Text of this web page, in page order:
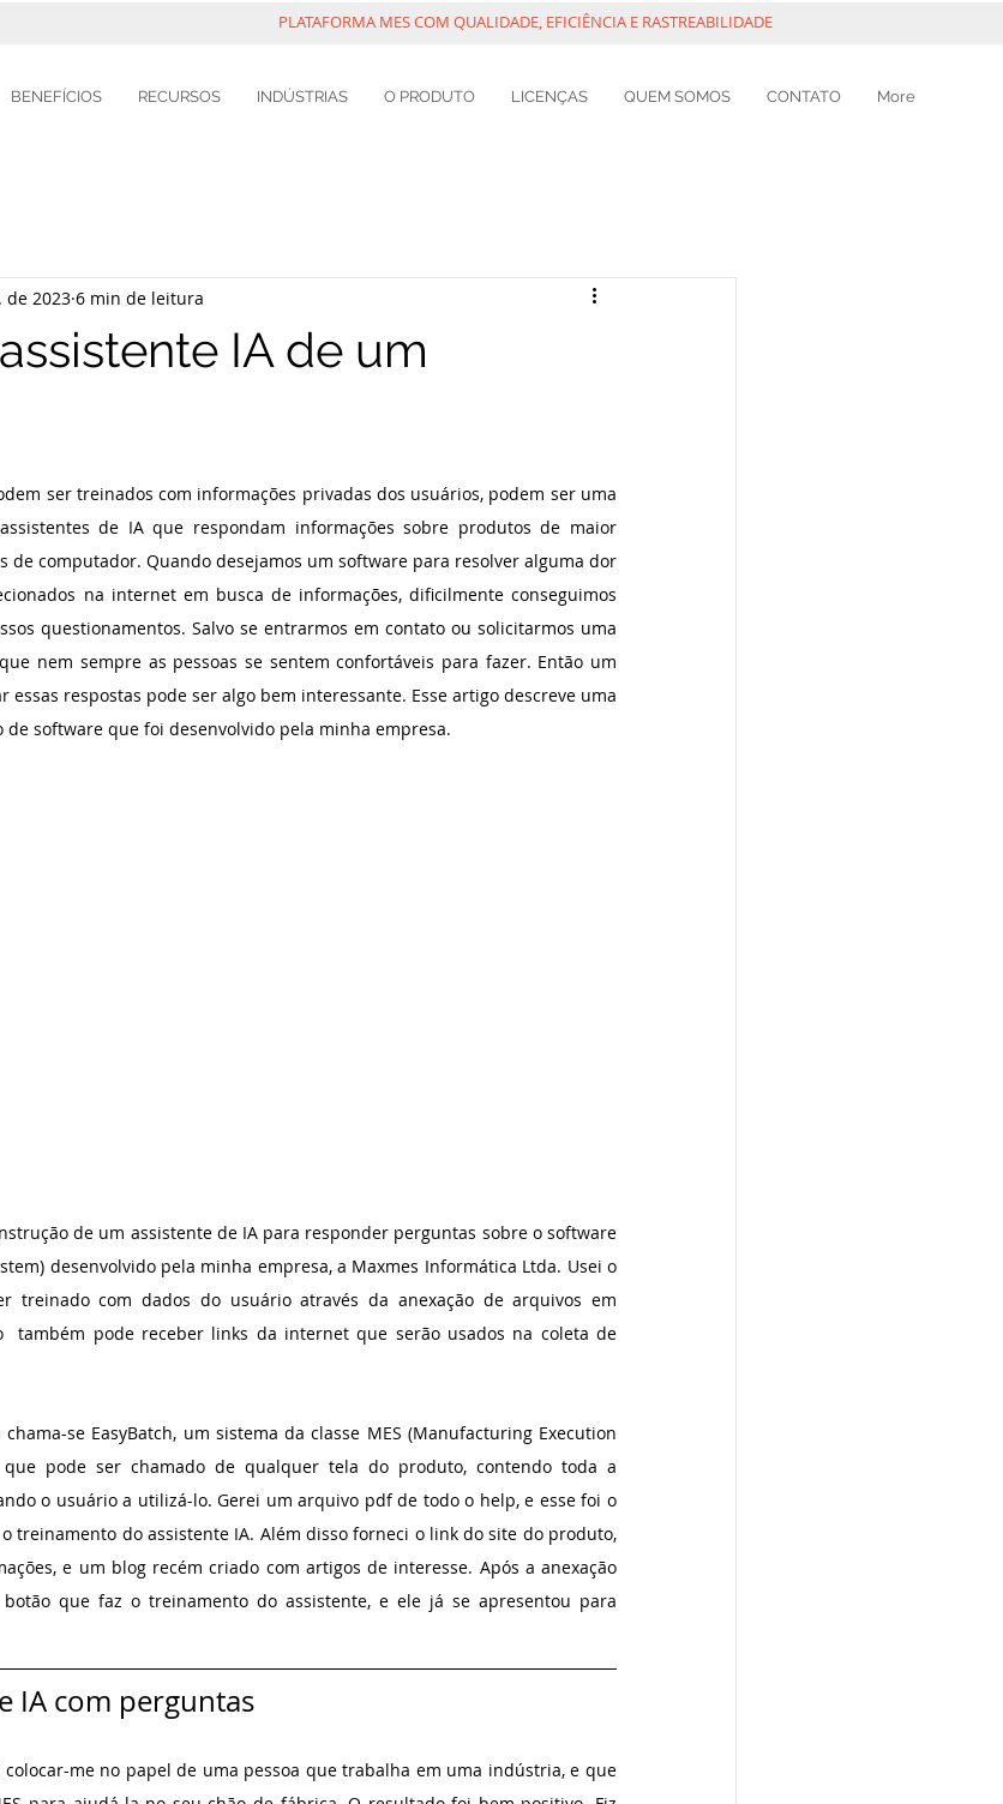
PLATAFORMA MES COM QUALIDADE, EFICIÊNCIA E RASTREABILIDADE
BENEFÍCIOS RECURSOS INDÚSTRIAS O PRODUTO LICENÇAS QUEM SOMOS CONTATO More
IA de um
de 2023 6 min de leitura
ser treinados com informações privadas dos usuários, podem ser uma
de IA que respondam informações sobre produtos de maior
de computador. Quando desejamos um software para resolver alguma dor
na internet em busca de informações, dificilmente conseguimos
questionamentos. Salvo se entrarmos em contato ou solicitarmos uma
nem sempre as pessoas se sentem confortáveis para fazer. Então um
essas respostas pode ser algo bem interessante. Esse artigo descreve uma
software que foi desenvolvido pela minha empresa.
de um assistente de IA para responder perguntas sobre o software
desenvolvido pela minha empresa, a Maxmes Informática Ltda. Usei o
treinado com dados do usuário através da anexação de arquivos em
também pode receber links da internet que serão usados na coleta de
se EasyBatch, um sistema da classe MES (Manufacturing Execution
que pode ser chamado de qualquer tela do produto, contendo toda a
o usuário a utilizá-lo. Gerei um arquivo pdf de todo o help, e esse foi o
treinamento do assistente IA. Além disso forneci o link do site do produto,
e um blog recém criado com artigos de interesse. Após a anexação
que faz o treinamento do assistente, e ele já se apresentou para
IA com perguntas
me no papel de uma pessoa que trabalha em uma indústria, e que